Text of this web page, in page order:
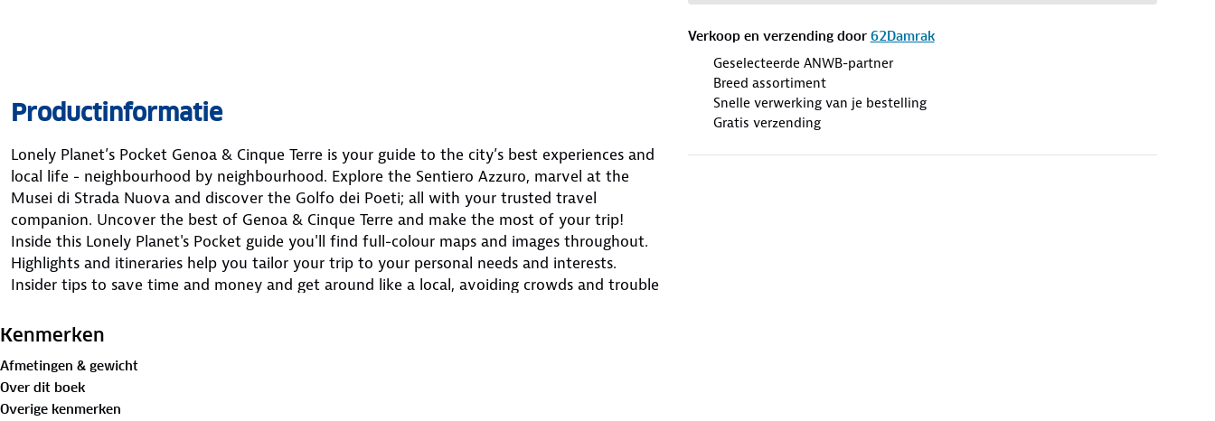
Verkoop en verzending door 62Damrak
Geselecteerde ANWB-partner
Breed assortiment
Snelle verwerking van je bestelling
Gratis verzending
Productinformatie
Lonely Planet’s Pocket Genoa & Cinque Terre is your guide to the city’s best experiences and
local life - neighbourhood by neighbourhood. Explore the Sentiero Azzuro, marvel at the
Musei di Strada Nuova and discover the Golfo dei Poeti; all with your trusted travel
companion. Uncover the best of Genoa & Cinque Terre and make the most of your trip!
Inside this Lonely Planet's Pocket guide you'll find full-colour maps and images throughout.
Highlights and itineraries help you tailor your trip to your personal needs and interests.
Insider tips to save time and money and get around like a local, avoiding crowds and trouble
tips, prices. Honest reviews for all money wallets - eating, sleeping, sightseeing, going out,
Kenmerken
Afmetingen & gewicht
Over dit boek
Overige kenmerken